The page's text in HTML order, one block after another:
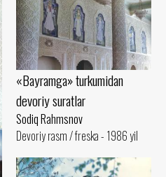
«Bayramga» turkumidan
devoriy suratlar
Sodiq Rahmsnov
Devoriy rasm / freska - 1986 yil